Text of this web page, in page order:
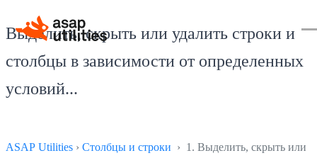
Выделить, скрыть или удалить строки и
столбцы в зависимости от определенных
условий...
ASAP Utilities › Столбцы и строки › 1. Выделить, скрыть или